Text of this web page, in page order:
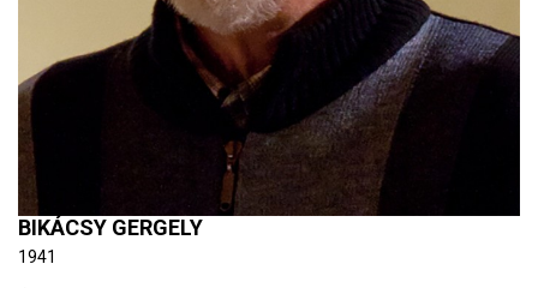
BIKÁCSY GERGELY
1941